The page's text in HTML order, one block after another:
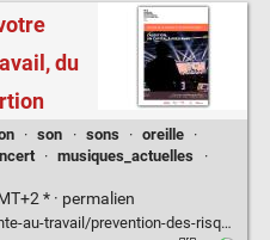
du
· son · sons · oreille
·
· musiques_actuelles
·
* · permalien
pour-la-sante-au-travail/audition-preservez-votre-capital